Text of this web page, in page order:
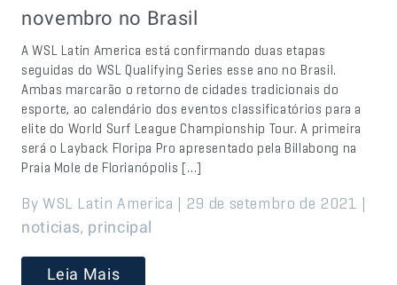
novembro no Brasil
A WSL Latin America está confirmando duas etapas
seguidas do WSL Qualifying Series esse ano no Brasil.
Ambas marcarão o retorno de cidades tradicionais do
esporte, ao calendário dos eventos classificatórios para a
elite do World Surf League Championship Tour. A primeira
será o Layback Floripa Pro apresentado pela Billabong na
Praia Mole de Florianópolis […]
By WSL Latin America | 29 de setembro de 2021 |
noticias, principal
Leia Mais